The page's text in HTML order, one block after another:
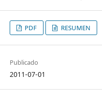
PDF RESUMEN
Publicado
2011-07-01